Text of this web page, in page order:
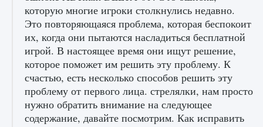
9 августа 2024 1 393 0 0
Как приручить существ из степей Тамура в
которую многие игроки столкнулись недавно.
Это повторяющаяся проблема, которая беспокоит
их, когда они пытаются насладиться бесплатной
игрой. В настоящее время они ищут решение,
которое поможет им решить эту проблему. К
счастью, есть несколько способов решить эту
проблему от первого лица. стрелялки, нам просто
нужно обратить внимание на следующее
содержание, давайте посмотрим. Как исправить